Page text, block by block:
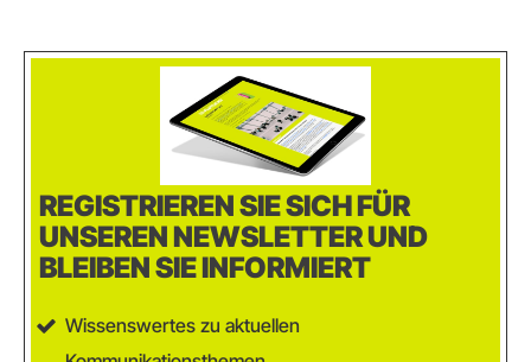
REGISTRIEREN SIE SICH FÜR
UNSEREN NEWSLETTER UND
BLEIBEN SIE INFORMIERT
Wissenswertes zu aktuellen